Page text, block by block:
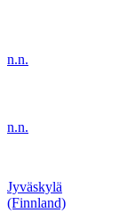
n.n.
n.n.
Jyväskylä
(Finnland)